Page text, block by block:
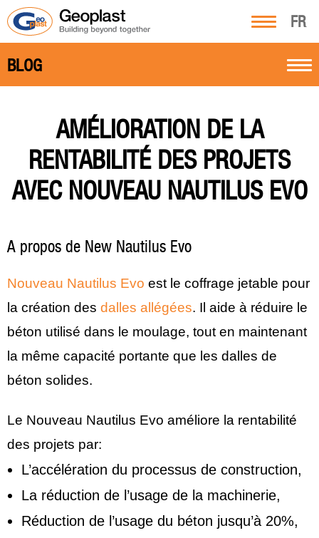
FR
BLOG
AMÉLIORATION DE LA
RENTABILITÉ DES PROJETS
AVEC NOUVEAU NAUTILUS EVO
A propos de New Nautilus Evo
Nouveau Nautilus Evo est le coffrage jetable pour
la création des dalles allégées. Il aide à réduire le
béton utilisé dans le moulage, tout en maintenant
la même capacité portante que les dalles de
béton solides.
Le Nouveau Nautilus Evo améliore la rentabilité
des projets par:
L’accélération du processus de construction,
La réduction de l’usage de la machinerie,
Réduction de l’usage du béton jusqu’à 20%,